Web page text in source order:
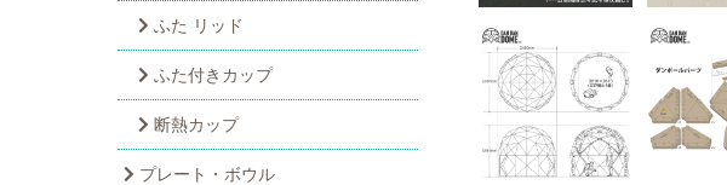
ふた リッド
ふた付きカップ
断熱カップ
プレート・ボウル